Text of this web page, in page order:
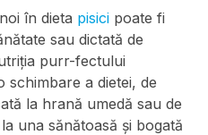
în dieta pisici poate fi
sau dictată de
purr-fectului
schimbare a dietei, de
la hrană umedă sau de
una sănătoasă și bogată